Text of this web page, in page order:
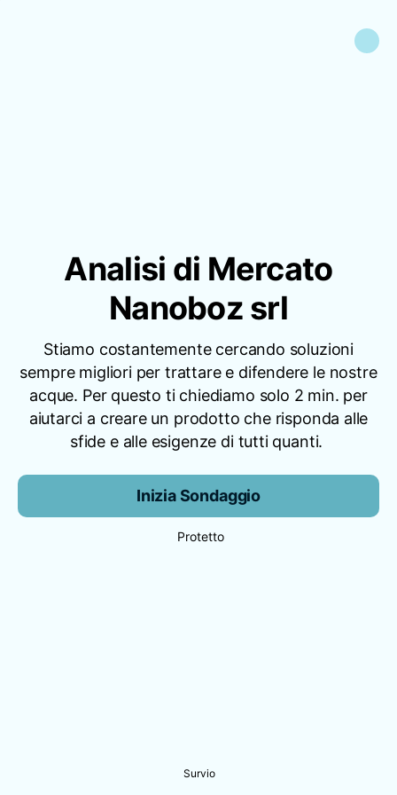
Analisi di Mercato
Nanoboz srl
Stiamo costantemente cercando soluzioni
sempre migliori per trattare e difendere le nostre
acque. Per questo ti chiediamo solo 2 min. per
aiutarci a creare un prodotto che risponda alle
sfide e alle esigenze di tutti quanti.
Inizia Sondaggio
Protetto
Survio